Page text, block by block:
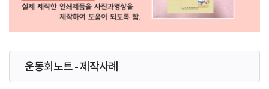
운동회노트 - 제작사례